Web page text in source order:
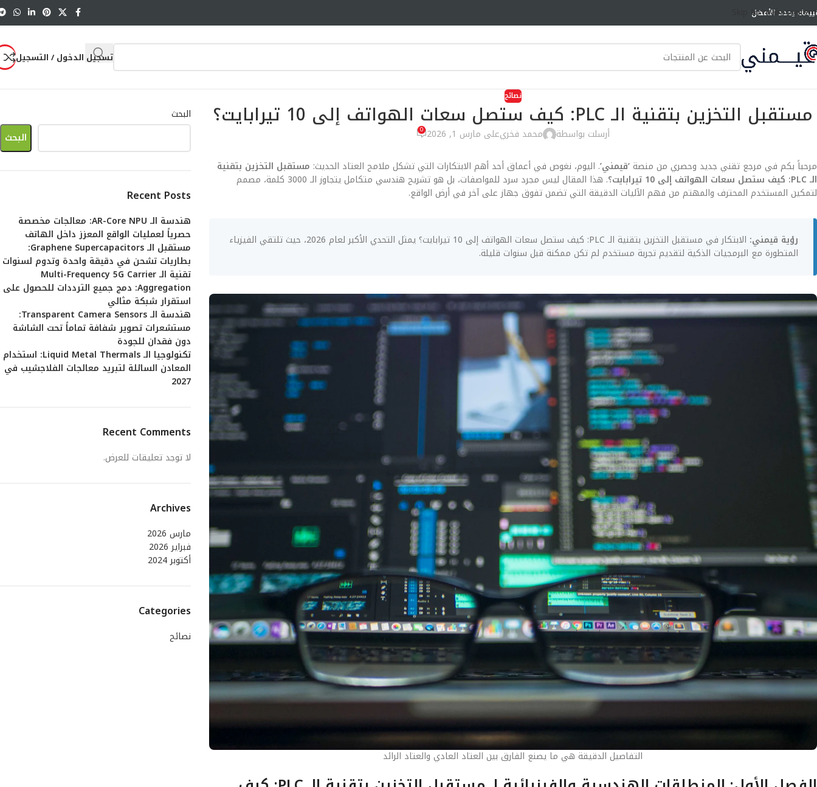
Skip to main content
يحدد الأفضل
تسجيل الدخول / التسجيل
نصائح
مستقبل التخزين بتقنية الـ PLC: كيف ستصل سعات الهواتف إلى 10 تيرابايت؟
أرسلت بواسطة محمد فخريعلى مارس 1, 2026 0
مرحباً بكم في مرجع تقني جديد وحصري من منصة ‘قيمني’. اليوم، نغوص في أعماق أحد أهم الابتكارات التي تشكل ملامح العتاد الحديث: مستقبل التخزين بتقنية
الـ PLC: كيف ستصل سعات الهواتف إلى 10 تيرابايت؟
. هذا المقال ليس مجرد سرد للمواصفات، بل هو تشريح هندسي متكامل يتجاوز الـ 3000 كلمة، مصمم
لتمكين المستخدم المحترف والمهتم من فهم الآليات الدقيقة التي تضمن تفوق جهاز على آخر في أرض الواقع.
رؤية قيمني:
الابتكار في مستقبل التخزين بتقنية الـ PLC: كيف ستصل سعات الهواتف إلى 10 تيرابايت؟ يمثل التحدي الأكبر لعام 2026، حيث تلتقي الفيزياء
المتطورة مع البرمجيات الذكية لتقديم تجربة مستخدم لم تكن ممكنة قبل سنوات قليلة.
التفاصيل الدقيقة هي ما يصنع الفارق بين العتاد العادي والعتاد الرائد
البحث
البحث
Recent Posts
هندسة الـ AR-Core NPU: معالجات مخصصة
حصرياً لعمليات الواقع المعزز داخل الهاتف
مستقبل الـ Graphene Supercapacitors:
بطاريات تشحن في دقيقة واحدة وتدوم لسنوات
تقنية الـ Multi-Frequency 5G Carrier
Aggregation: دمج جميع الترددات للحصول على
استقرار شبكة مثالي
هندسة الـ Transparent Camera Sensors:
مستشعرات تصوير شفافة تماماً تحت الشاشة
دون فقدان للجودة
تكنولوجيا الـ Liquid Metal Thermals: استخدام
المعادن السائلة لتبريد معالجات الفلاجشيب في
2027
Recent Comments
لا توجد تعليقات للعرض.
Archives
مارس 2026
فبراير 2026
أكتوبر 2024
Categories
نصائح